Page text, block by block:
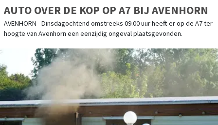
AUTO OVER DE KOP OP A7 BIJ AVENHORN
AVENHORN - Dinsdagochtend omstreeks 09.00 uur heeft er op de A7 ter
hoogte van Avenhorn een eenzijdig ongeval plaatsgevonden.